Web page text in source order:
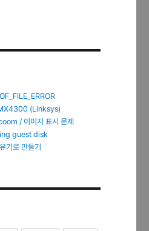
(Linksys)
/ 이미지 표시 문제
guest disk
기로 만들기